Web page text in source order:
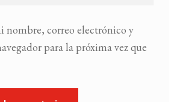
nombre, correo electrónico y
para la próxima vez que